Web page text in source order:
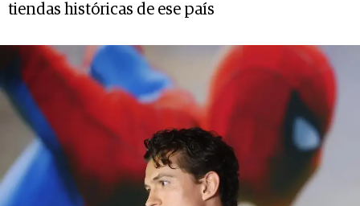
tiendas históricas de ese país